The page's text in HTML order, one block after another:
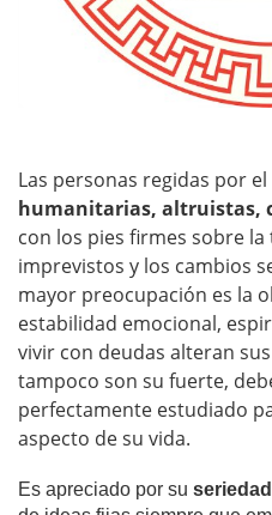
Las personas regidas por
humanitarias, altruistas,
con los pies firmes sobre
imprevistos y los cambios
mayor preocupación es la
estabilidad emocional,
vivir con deudas alteran
tampoco son su fuerte,
perfectamente estudiado
aspecto de su vida.
Es apreciado por su